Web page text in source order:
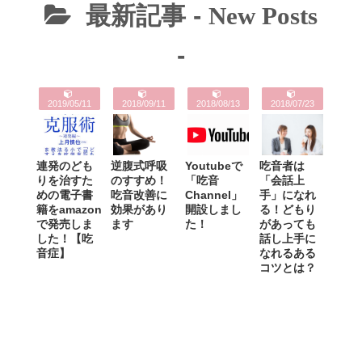
最新記事 - New Posts
-
2019/05/11
連発のども
りを治すた
めの電子書
籍をamazon
で発売しま
した！【吃
音症】
2018/09/11
逆腹式呼吸
のすすめ！
吃音改善に
効果があり
ます
2018/08/13
Youtubeで
「吃音
Channel」
開設しまし
た！
2018/07/23
吃音者は
「会話上
手」になれ
る！どもり
があっても
話し上手に
なれるある
コツとは？